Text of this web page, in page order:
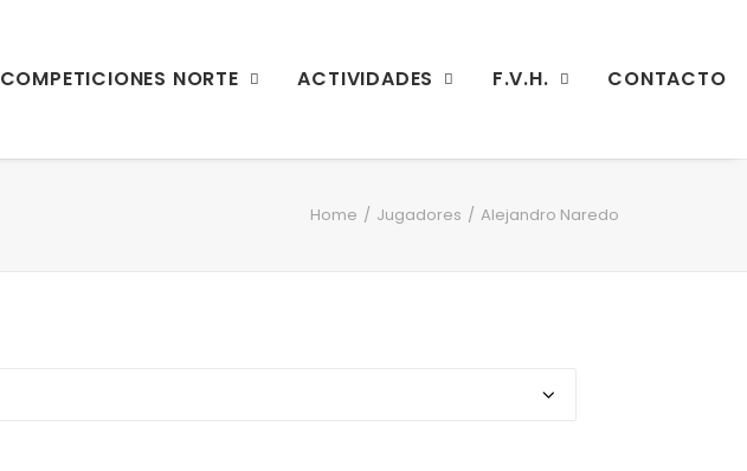
COMPETICIONES NORTE ACTIVIDADES F.V.H. CONTACTO
Home Jugadores Alejandro Naredo